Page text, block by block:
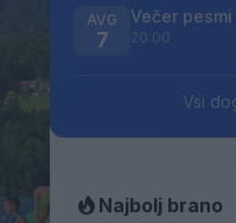
AVG
7
Večer
20:00
Vsi
Najbolj brano